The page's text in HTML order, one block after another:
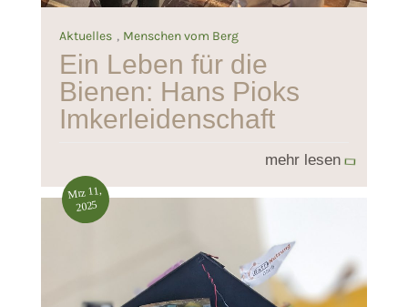
Aktuelles , Menschen vom Berg
Ein Leben für die
Bienen: Hans Pioks
Imkerleidenschaft
mehr lesen
Mrz 11,
2025